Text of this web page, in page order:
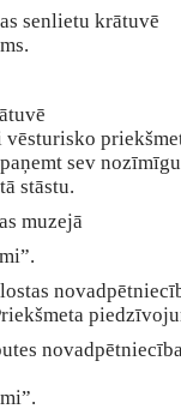
senlietu krātuvē
vēsturisko
sev
stāstu.
muzejā